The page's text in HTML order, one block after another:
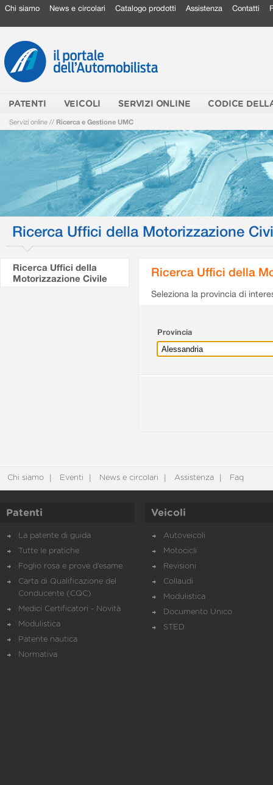
Chi siamo News e circolari Catalogo prodotti Assistenza Contatti
PATENTI VEICOLI SERVIZI ONLINE CODICE
Servizi online // Ricerca e Gestione UMC
Ricerca Uffici della Motorizzazione
Ricerca Uffici della
Motorizzazione Civile
Ricerca Uffici della
Seleziona la provincia di
Provincia
Chi siamo Eventi News e circolari Assistenza Faq
Patenti
La patente di guida
Tutte le pratiche
Foglio rosa e prove d’esame
Carta di Qualificazione del
Conducente (CQC)
Medici Certificatori - Novità
Modulistica
Patente nautica
Normativa
Veicoli
Autoveicoli
Motocicli
Revisioni
Collaudi
Modulistica
Documento Unico
STED